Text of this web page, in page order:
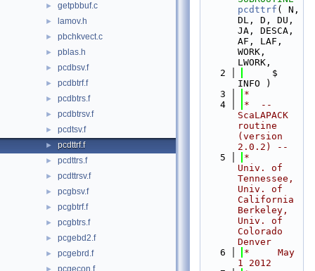
► getpbbuf.c
► lamov.h
► pbchkvect.c
► pblas.h
► pcdbsv.f
► pcdbtrf.f
► pcdbtrs.f
► pcdbtrsv.f
► pcdtsv.f
► pcdttrf.f
► pcdttrs.f
► pcdttrsv.f
► pcgbsv.f
► pcgbtrf.f
► pcgbtrs.f
► pcgebd2.f
► pcgebrd.f
pcgecon.f
pcdttrf ( N,
DL, D, DU,
JA, DESCA,
AF, LAF,
WORK,
LWORK,
    2
     $
INFO )
    3
*
    4
*  --
ScaLAPACK
routine
(version
2.0.2) --
    5
*
Univ. of
Tennessee,
Univ. of
California
Berkeley,
Univ. of
Colorado
Denver
    6
*     May
1 2012